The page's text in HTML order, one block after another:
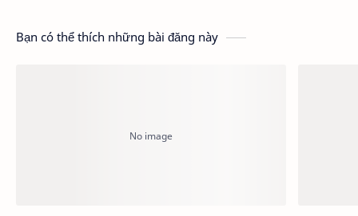
Bạn có thể thích những bài đăng này